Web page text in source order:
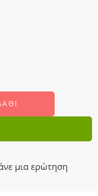
μια ερώτηση